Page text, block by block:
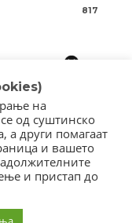
817
Macedonia
2017
на
од суштинско
а други помагаат
и вашето
и пристап до